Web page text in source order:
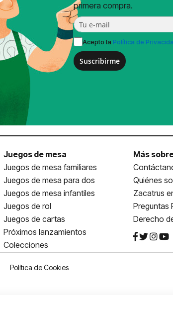
primera compra.
Acepto la Política de
Suscribirme
Juegos de mesa
Juegos de mesa familiares
Juegos de mesa para dos
Juegos de mesa infantiles
Juegos de rol
Juegos de cartas
Próximos lanzamientos
Colecciones
Más
Quiénes
Zacatrus
Preguntas
Derecho
Política de Cookies